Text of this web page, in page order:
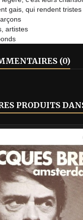
gais, qui rendent tristes
artistes
(0)
PRODUITS